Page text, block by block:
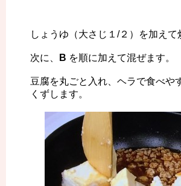
しょうゆ（大さじ１/２）を加えて
次に、 B を順に加えて混ぜます。
豆腐を丸ごと入れ、ヘラで食べや
くずします。